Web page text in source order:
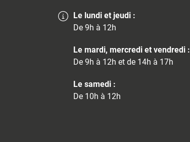
Le lundi et jeudi :
De 9h à 12h
Le mardi, mercredi et vendredi :
De 9h à 12h et de 14h à 17h
Le samedi :
De 10h à 12h